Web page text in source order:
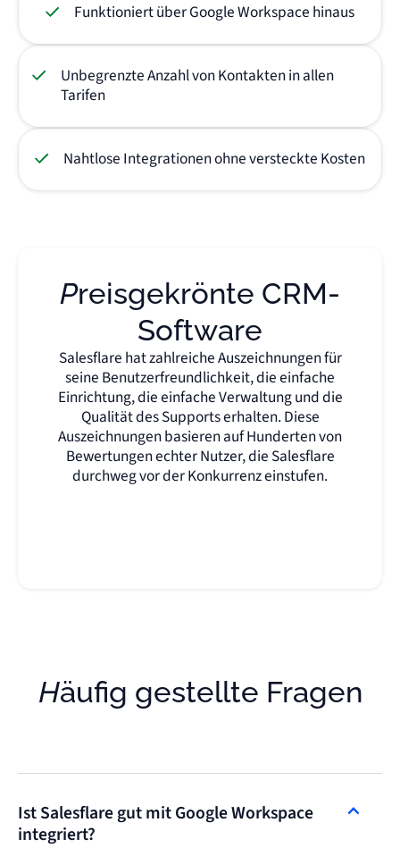
Funktioniert über Google Workspace hinaus
Unbegrenzte Anzahl von Kontakten in allen
Tarifen
Nahtlose Integrationen ohne versteckte Kosten
Preisgekrönte CRM-
Software
Salesflare hat zahlreiche Auszeichnungen für
seine Benutzerfreundlichkeit, die einfache
Einrichtung, die einfache Verwaltung und die
Qualität des Supports erhalten. Diese
Auszeichnungen basieren auf Hunderten von
Bewertungen echter Nutzer, die Salesflare
durchweg vor der Konkurrenz einstufen.
Häufig gestellte Fragen
Ist Salesflare gut mit Google Workspace
integriert?